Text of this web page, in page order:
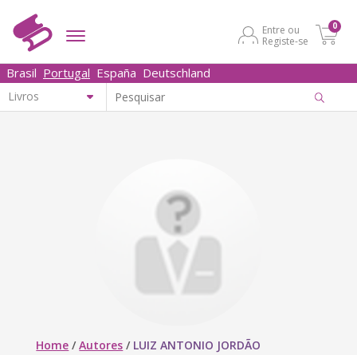
Entre ou
Registe-se
0
Brasil Portugal España Deutschland
Home /Autores / LUIZ ANTONIO JORDÃO